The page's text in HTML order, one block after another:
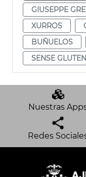
GIUSEPPE
XURROS
BUÑUELOS
SENSE GLUTEN
Nuestras
Redes